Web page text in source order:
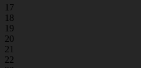
17
18
19
20
21
22